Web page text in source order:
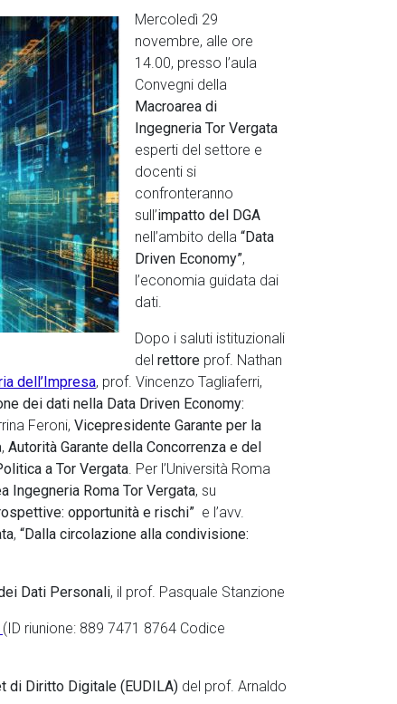
Mercoledì 29
novembre, alle ore
14.00, presso l’aula
Convegni della
Macroarea di
Ingegneria Tor Vergata
esperti del settore e
docenti si
confronteranno
sull’impatto del DGA
nell’ambito della “Data
Driven Economy”,
l’economia guidata dai
dati.
Dopo i saluti istituzionali
del rettore prof. Nathan
dell’Impresa, prof. Vincenzo Tagliaferri,
dei dati nella Data Driven Economy:
Feroni, Vicepresidente Garante per la
Autorità Garante della Concorrenza e del
a Tor Vergata. Per l’Università Roma
Ingegneria Roma Tor Vergata, su
opportunità e rischi” e l’avv.
, “Dalla circolazione alla condivisione:
Dati Personali, il prof. Pasquale Stanzione
(ID riunione: 889 7471 8764 Codice
di Diritto Digitale (EUDILA) del prof. Arnaldo